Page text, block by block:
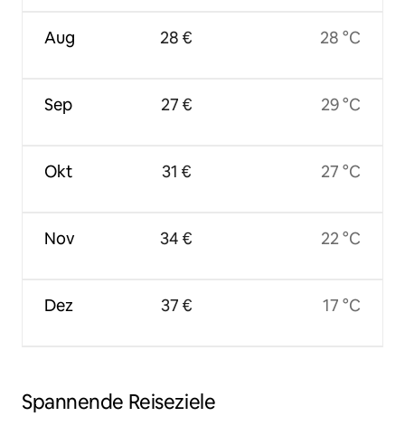
Aug
Sep
Okt
Nov
Dez
28 €
27 €
31 €
34 €
37 €
28 °C
29 °C
27 °C
22 °C
17 °C
Spannende Reiseziele